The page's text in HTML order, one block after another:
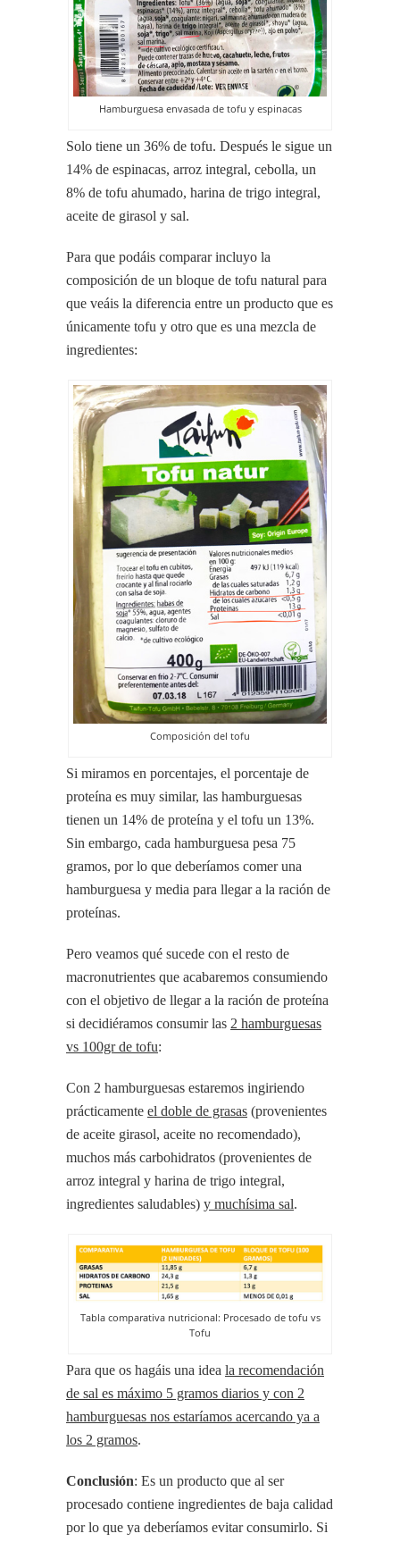
Hamburguesa envasada de tofu y espinacas
Solo tiene un 36% de tofu. Después le sigue un
14% de espinacas, arroz integral, cebolla, un
8% de tofu ahumado, harina de trigo integral,
aceite de girasol y sal.
Para que podáis comparar incluyo la
composición de un bloque de tofu natural para
que veáis la diferencia entre un producto que es
únicamente tofu y otro que es una mezcla de
ingredientes:
Composición del tofu
Si miramos en porcentajes, el porcentaje de
proteína es muy similar, las hamburguesas
tienen un 14% de proteína y el tofu un 13%.
Sin embargo, cada hamburguesa pesa 75
gramos, por lo que deberíamos comer una
hamburguesa y media para llegar a la ración de
proteínas.
Pero veamos qué sucede con el resto de
macronutrientes que acabaremos consumiendo
con el objetivo de llegar a la ración de proteína
si decidiéramos consumir las 2 hamburguesas
vs 100gr de tofu:
Con 2 hamburguesas estaremos ingiriendo
prácticamente el doble de grasas (provenientes
de aceite girasol, aceite no recomendado),
muchos más carbohidratos (provenientes de
arroz integral y harina de trigo integral,
ingredientes saludables) y muchísima sal.
Tabla comparativa nutricional: Procesado de tofu vs
Tofu
Para que os hagáis una idea la recomendación
de sal es máximo 5 gramos diarios y con 2
hamburguesas nos estaríamos acercando ya a
los 2 gramos.
Conclusión: Es un producto que al ser
procesado contiene ingredientes de baja calidad
por lo que ya deberíamos evitar consumirlo. Si